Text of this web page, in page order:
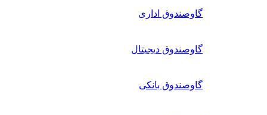
گاوصندوق اداری
گاوصندوق دیجیتال
گاوصندوق بانکی